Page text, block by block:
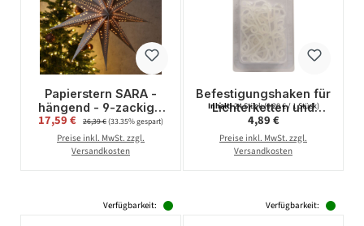
Papierstern SARA -
hängend - 9-zackig -
D: 69cm - inkl. E14
Fassung und Kabel -
braun
Verkaufspreis:
17,59 € Regulärer Preis:
26,39 €(33.35% gespart)
Preise inkl. MwSt. zzgl.
Versandkosten
Befestigungshaken für
Lichterketten und
Lichtschläuche -
Kunststoff - H: 3,1cm -
24er Set
Inhalt:24 Stück(0,20 € / 1 Stück)
Regulärer Preis:
4,89 €
Preise inkl. MwSt. zzgl.
Versandkosten
Verfügbarkeit: Verfügbarkeit: